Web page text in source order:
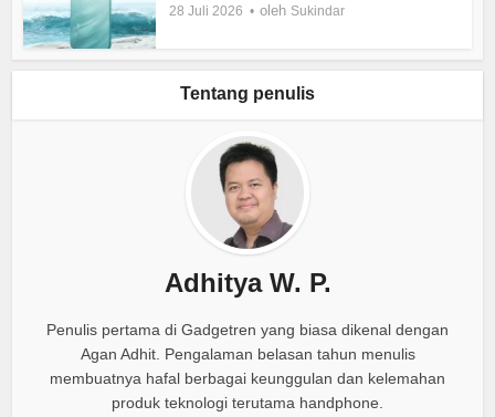
28 Juli 2026 oleh Sukindar
Tentang penulis
Adhitya W. P.
Penulis pertama di Gadgetren yang biasa dikenal dengan
Agan Adhit. Pengalaman belasan tahun menulis
membuatnya hafal berbagai keunggulan dan kelemahan
produk teknologi terutama handphone.